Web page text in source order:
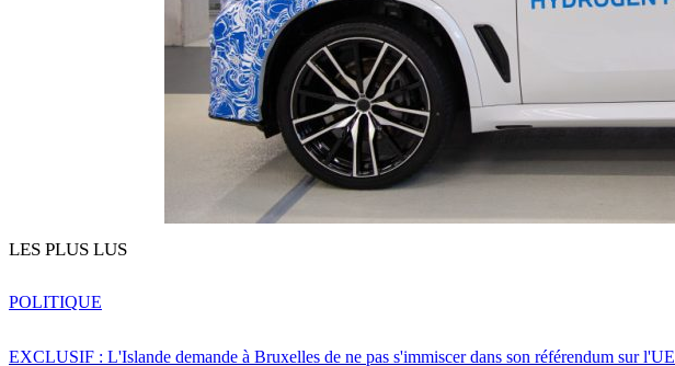
LES PLUS LUS
EXCLUSIF : L'Islande demande à Bruxelles de ne pas s'immiscer dans son référendum sur l'UE
POLITIQUE